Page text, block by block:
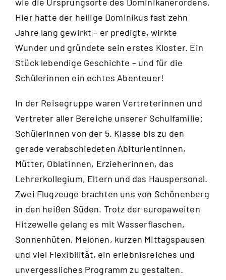
Hier hatte der heilige Dominikus fast zehn
Jahre lang gewirkt – er predigte, wirkte
Wunder und gründete sein erstes Kloster. Ein
Stück lebendige Geschichte – und für die
Schülerinnen ein echtes Abenteuer!
In der Reisegruppe waren Vertreterinnen und
Vertreter aller Bereiche unserer Schulfamilie:
Schülerinnen von der 5. Klasse bis zu den
gerade verabschiedeten Abiturientinnen,
Mütter, Oblatinnen, Erzieherinnen, das
Lehrerkollegium, Eltern und das Hauspersonal.
Zwei Flugzeuge brachten uns von Schönenberg
in den heißen Süden. Trotz der europaweiten
Hitzewelle gelang es mit Wasserflaschen,
Sonnenhüten, Melonen, kurzen Mittagspausen
und viel Flexibilität, ein erlebnisreiches und
unvergessliches Programm zu gestalten.